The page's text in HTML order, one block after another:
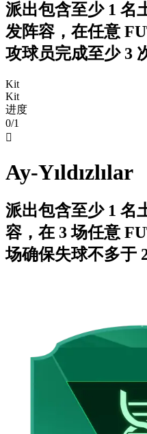
派出包含至少 1 名
发阵容，在任意
攻球员完成至少 3
Kit
Kit
进度
0/1

Ay-Yıldızlılar
派出包含至少 1 名
容，在 3 场任意
场确保失球不多于 2